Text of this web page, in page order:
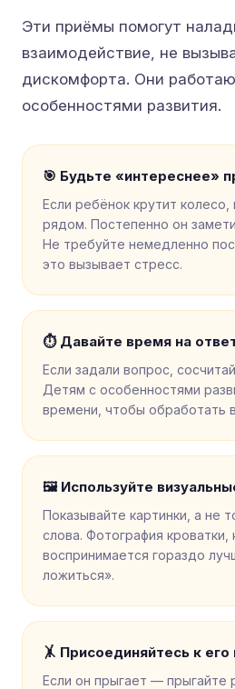
Эти приёмы помогут
взаимодействие, не
дискомфорта. Они
особенностями развития.
🎯 Будьте «интереснее»
Если ребёнок крутит
рядом. Постепенно он
Не требуйте немедленно
это вызывает стресс.
⏱ Давайте время на
Если задали вопрос,
Детям с особенностями
времени, чтобы обработать
🖼 Используйте
Показывайте картинки, а не
слова. Фотография кроватки,
воспринимается гораздо
ложиться».
🤸 Присоединяйтесь к его
Если он прыгает — прыгайте